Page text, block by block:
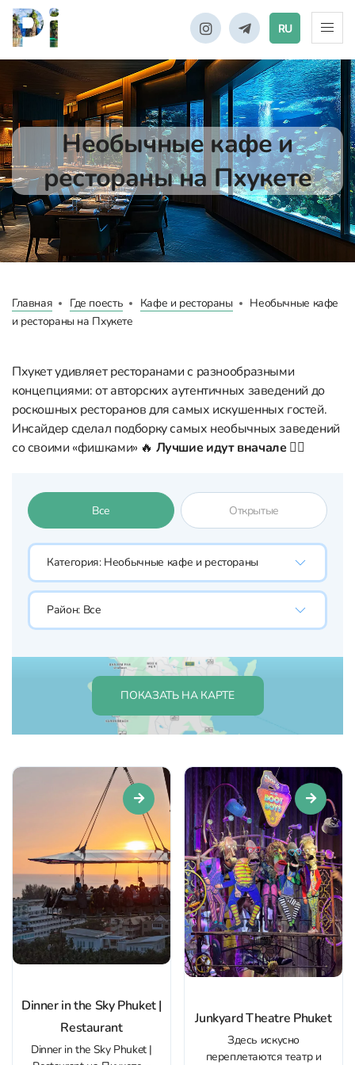
RU
Необычные кафе и
рестораны на Пхукете
Главная Где поесть Кафе и рестораны
Необычные кафе
и рестораны на Пхукете
Пхукет удивляет ресторанами с разнообразными
концепциями: от авторских аутентичных заведений до
роскошных ресторанов для самых искушенных гостей.
Инсайдер сделал подборку самых необычных заведений
со своими «фишками» 🔥 Лучшие идут вначале👇🏼
Все Открытые
Категория: Необычные кафе и рестораны
Район: Все
ПОКАЗАТЬ НА КАРТЕ
Dinner in the Sky Phuket |
Restaurant
Dinner in the Sky Phuket |
Junkyard Theatre Phuket
Здесь искусно
переплетаются театр и